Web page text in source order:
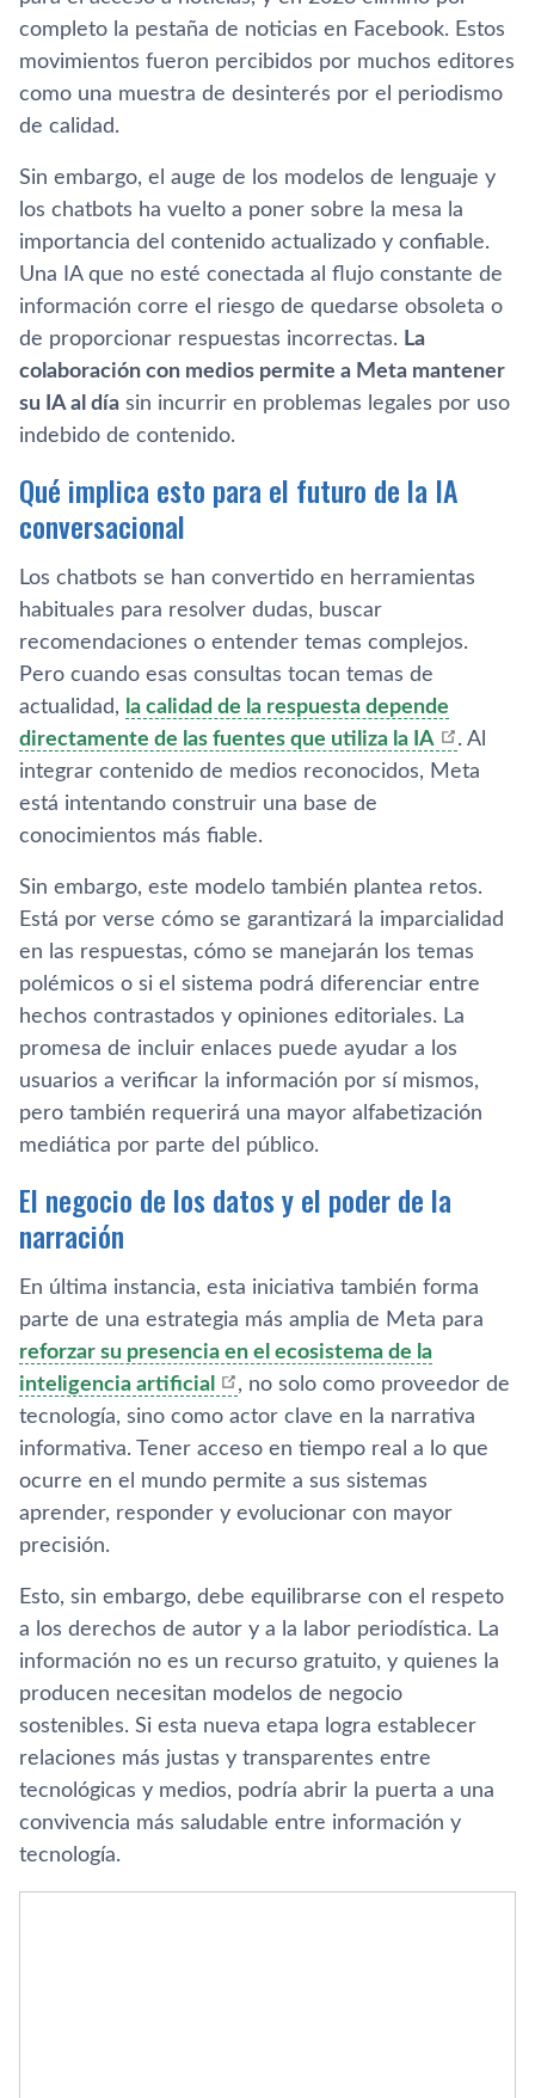
completo la pestaña de noticias en Facebook. Estos
movimientos fueron percibidos por muchos editores
como una muestra de desinterés por el periodismo
de calidad.
Sin embargo, el auge de los modelos de lenguaje y
los chatbots ha vuelto a poner sobre la mesa la
importancia del contenido actualizado y confiable.
Una IA que no esté conectada al flujo constante de
información corre el riesgo de quedarse obsoleta o
de proporcionar respuestas incorrectas. La
colaboración con medios permite a Meta mantener
su IA al día sin incurrir en problemas legales por uso
indebido de contenido.
Qué implica esto para el futuro de la IA
conversacional
Los chatbots se han convertido en herramientas
habituales para resolver dudas, buscar
recomendaciones o entender temas complejos.
Pero cuando esas consultas tocan temas de
actualidad, la calidad de la respuesta depende
directamente de las fuentes que utiliza la IA
. Al
integrar contenido de medios reconocidos, Meta
está intentando construir una base de
conocimientos más fiable.
Sin embargo, este modelo también plantea retos.
Está por verse cómo se garantizará la imparcialidad
en las respuestas, cómo se manejarán los temas
polémicos o si el sistema podrá diferenciar entre
hechos contrastados y opiniones editoriales. La
promesa de incluir enlaces puede ayudar a los
usuarios a verificar la información por sí mismos,
pero también requerirá una mayor alfabetización
mediática por parte del público.
El negocio de los datos y el poder de la
narración
En última instancia, esta iniciativa también forma
parte de una estrategia más amplia de Meta para
reforzar su presencia en el ecosistema de la
inteligencia artificial
, no solo como proveedor de
tecnología, sino como actor clave en la narrativa
informativa. Tener acceso en tiempo real a lo que
ocurre en el mundo permite a sus sistemas
aprender, responder y evolucionar con mayor
precisión.
Esto, sin embargo, debe equilibrarse con el respeto
a los derechos de autor y a la labor periodística. La
información no es un recurso gratuito, y quienes la
producen necesitan modelos de negocio
sostenibles. Si esta nueva etapa logra establecer
relaciones más justas y transparentes entre
tecnológicas y medios, podría abrir la puerta a una
convivencia más saludable entre información y
tecnología.